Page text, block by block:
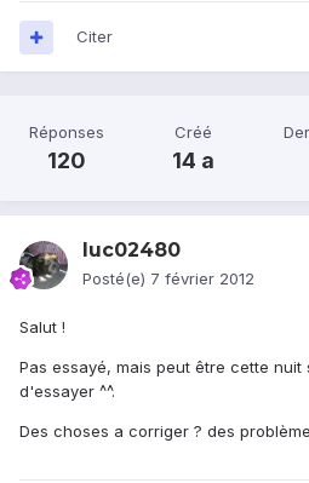
Citer
Réponses
120
Créé
14 a
luc02480
Posté(e) 7 février 2012
Salut !
Pas essayé, mais peut être cette nuit
d'essayer ^^.
Des choses a corriger ? des